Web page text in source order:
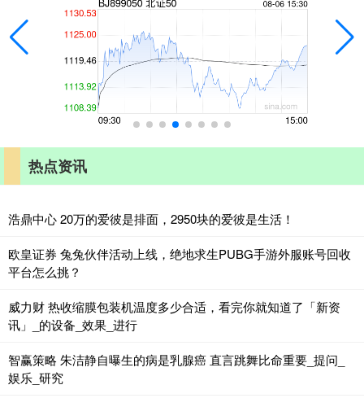
热点资讯
浩鼎中心 20万的爱彼是排面，2950块的爱彼是生活！
欧皇证券 兔兔伙伴活动上线，绝地求生PUBG手游外服账号回收
平台怎么挑？
威力财 热收缩膜包装机温度多少合适，看完你就知道了「新资
讯」_的设备_效果_进行
智赢策略 朱洁静自曝生的病是乳腺癌 直言跳舞比命重要_提问_
娱乐_研究